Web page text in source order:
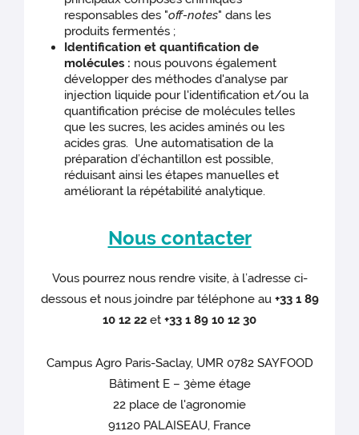
responsables des "off-notes" dans les
produits fermentés ;
Identification et quantification de
molécules : nous pouvons également
développer des méthodes d'analyse par
injection liquide pour l'identification et/ou la
quantification précise de molécules telles
que les sucres, les acides aminés ou les
acides gras. Une automatisation de la
préparation d’échantillon est possible,
réduisant ainsi les étapes manuelles et
améliorant la répétabilité analytique.
Nous contacter
Vous pourrez nous rendre visite, à l’adresse ci-
dessous et nous joindre par téléphone au +33 1 89
10 12 22 et +33 1 89 10 12 30
Campus Agro Paris-Saclay, UMR 0782 SAYFOOD
Bâtiment E – 3ème étage
22 place de l'agronomie
91120 PALAISEAU, France